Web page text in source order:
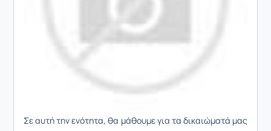
Σε αυτή την ενότητα, θα μάθουμε για τα δικαιώματά μας